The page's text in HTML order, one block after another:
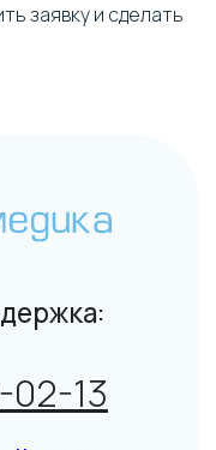
заявку и сделать